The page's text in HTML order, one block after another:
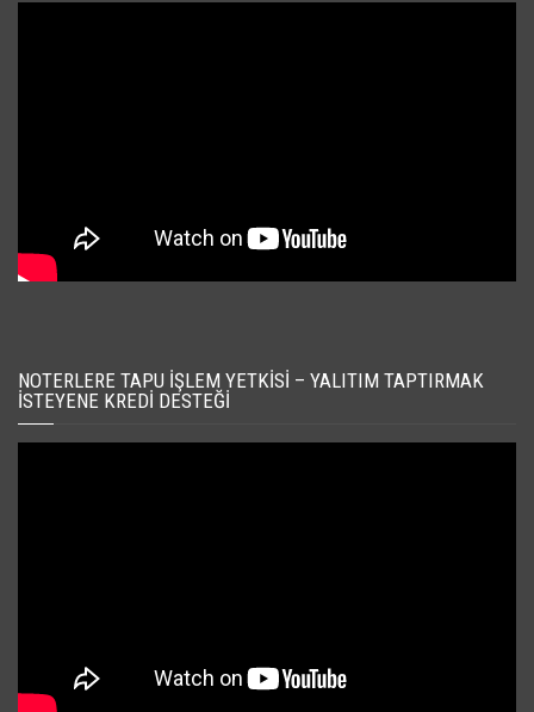
NOTERLERE TAPU İŞLEM YETKISI – YALITIM TAPTIRMAK
İSTEYENE KREDI DESTEĞI